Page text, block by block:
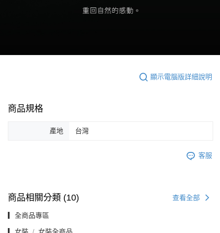
顯示電腦版詳細說明
商品規格
產地 台灣
客服
商品相關分類 (10) 查看全部
▎全商品專區
▎女裝 女裝全商品